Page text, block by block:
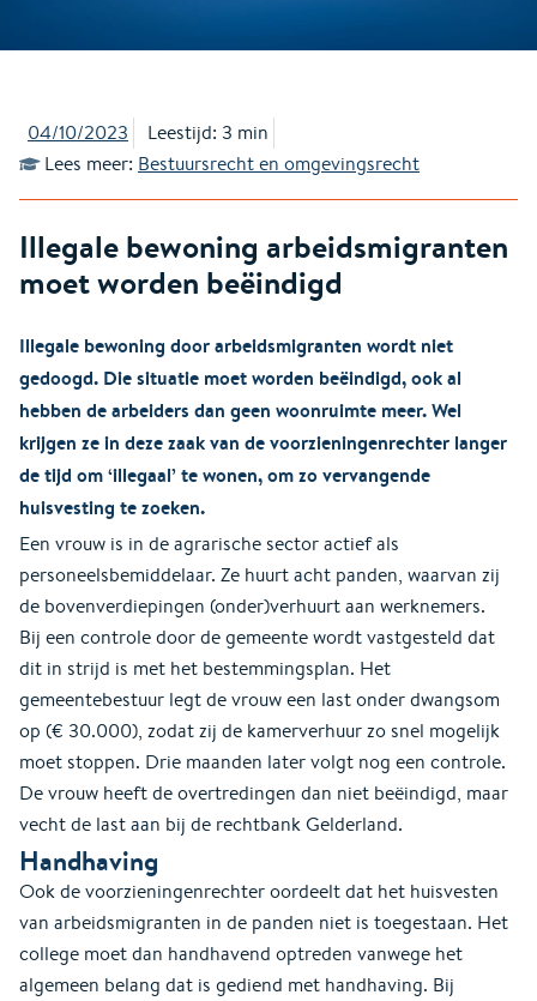
04/10/2023
Leestijd: 3 min
Lees meer: Bestuursrecht en omgevingsrecht
Illegale bewoning arbeidsmigranten
moet worden beëindigd
Illegale bewoning door arbeidsmigranten wordt niet
gedoogd. Die situatie moet worden beëindigd, ook al
hebben de arbeiders dan geen woonruimte meer. Wel
krijgen ze in deze zaak van de voorzieningenrechter langer
de tijd om ‘illegaal’ te wonen, om zo vervangende
huisvesting te zoeken.
Een vrouw is in de agrarische sector actief als
personeelsbemiddelaar. Ze huurt acht panden, waarvan zij
de bovenverdiepingen (onder)verhuurt aan werknemers.
Bij een controle door de gemeente wordt vastgesteld dat
dit in strijd is met het bestemmingsplan. Het
gemeentebestuur legt de vrouw een last onder dwangsom
op (€ 30.000), zodat zij de kamerverhuur zo snel mogelijk
moet stoppen. Drie maanden later volgt nog een controle.
De vrouw heeft de overtredingen dan niet beëindigd, maar
vecht de last aan bij de rechtbank Gelderland.
Handhaving
Ook de voorzieningenrechter oordeelt dat het huisvesten
van arbeidsmigranten in de panden niet is toegestaan. Het
college moet dan handhavend optreden vanwege het
algemeen belang dat is gediend met handhaving. Bij